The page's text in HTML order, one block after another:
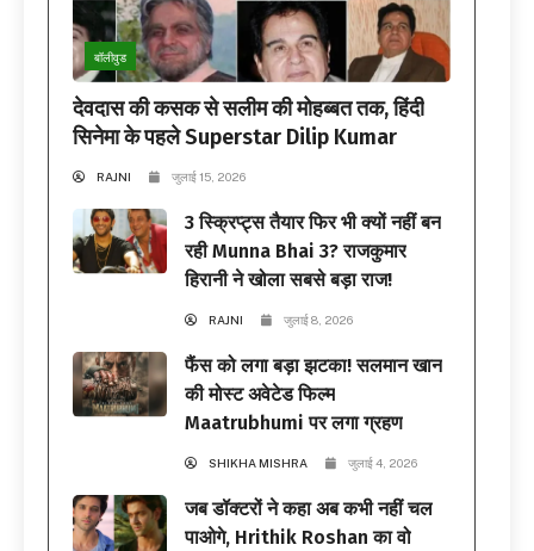
बॉलीवुड
देवदास की कसक से सलीम की मोहब्बत तक, हिंदी
सिनेमा के पहले Superstar Dilip Kumar
RAJNI जुलाई 15, 2026
3 स्क्रिप्ट्स तैयार फिर भी क्यों नहीं बन
रही Munna Bhai 3? राजकुमार
हिरानी ने खोला सबसे बड़ा राज!
RAJNI जुलाई 8, 2026
फैंस को लगा बड़ा झटका! सलमान खान
की मोस्ट अवेटेड फिल्म
Maatrubhumi पर लगा ग्रहण
SHIKHA MISHRA जुलाई 4, 2026
जब डॉक्टरों ने कहा अब कभी नहीं चल
पाओगे, Hrithik Roshan का वो